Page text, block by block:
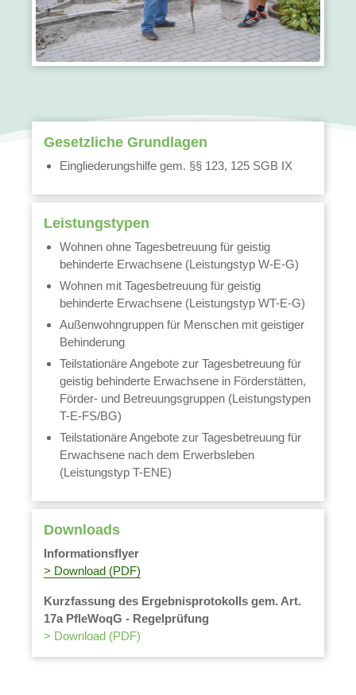
Gesetzliche Grundlagen
Eingliederungshilfe gem. §§ 123, 125 SGB IX
Leistungstypen
Wohnen ohne Tagesbetreuung für geistig
behinderte Erwachsene (Leistungstyp W-E-G)
Wohnen mit Tagesbetreuung für geistig
behinderte Erwachsene (Leistungstyp WT-E-G)
Außenwohngruppen für Menschen mit geistiger
Behinderung
Teilstationäre Angebote zur Tagesbetreuung für
geistig behinderte Erwachsene in Förderstätten,
Förder- und Betreuungsgruppen (Leistungstypen
T-E-FS/BG)
Teilstationäre Angebote zur Tagesbetreuung für
Erwachsene nach dem Erwerbsleben
(Leistungstyp T-ENE)
Downloads
Informationsflyer
> Download (PDF)
Kurzfassung des Ergebnisprotokolls gem. Art.
17a PfleWoqG - Regelprüfung
> Download (PDF)